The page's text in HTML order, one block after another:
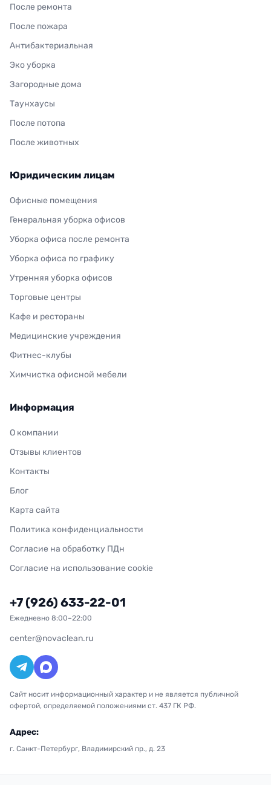
После ремонта
После пожара
Антибактериальная
Эко уборка
Загородные дома
Таунхаусы
После потопа
После животных
Юридическим лицам
Офисные помещения
Генеральная уборка офисов
Уборка офиса после ремонта
Уборка офиса по графику
Утренняя уборка офисов
Торговые центры
Кафе и рестораны
Медицинские учреждения
Фитнес-клубы
Химчистка офисной мебели
Информация
О компании
Отзывы клиентов
Контакты
Блог
Карта сайта
Политика конфиденциальности
Согласие на обработку ПДн
Согласие на использование cookie
+7 (926) 633-22-01
Ежедневно 8:00–22:00
center@novaclean.ru
Сайт носит информационный характер и не является публичной
офертой, определяемой положениями ст. 437 ГК РФ.
Адрес:
г. Санкт-Петербург, Владимирский пр., д. 23